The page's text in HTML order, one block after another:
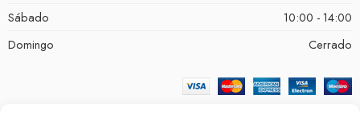
Sábado
10:00 - 14:00
Domingo
Cerrado